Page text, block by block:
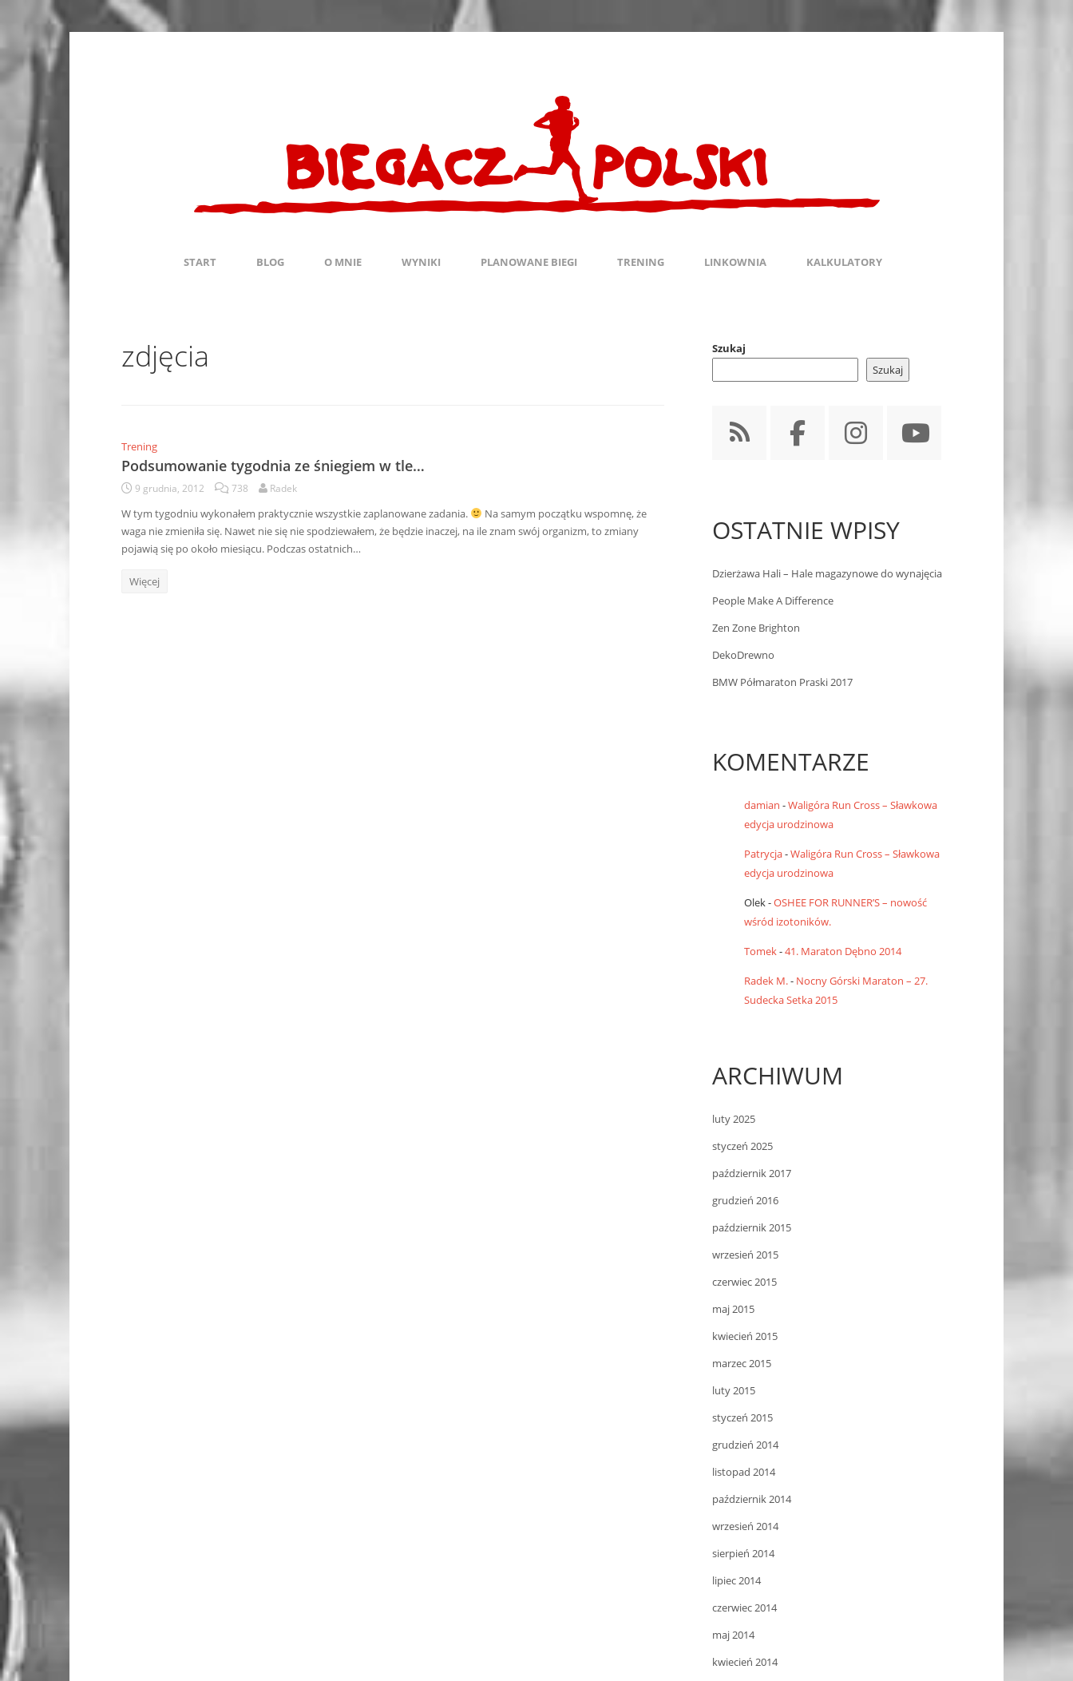
START BLOG O MNIE WYNIKI PLANOWANE BIEGI TRENING LINKOWNIA KALKULATORY
zdjęcia
Trening
Podsumowanie tygodnia ze śniegiem w tle…
9 grudnia, 2012 738 Radek
W tym tygodniu wykonałem praktycznie wszystkie zaplanowane zadania.
Na samym początku wspomnę, że
waga nie zmieniła się. Nawet nie się nie spodziewałem, że będzie inaczej, na ile znam swój organizm, to zmiany
pojawią się po około miesiącu. Podczas ostatnich…
Więcej
Szukaj
Szukaj
OSTATNIE WPISY
Dzierżawa Hali – Hale magazynowe do wynajęcia
People Make A Difference
Zen Zone Brighton
DekoDrewno
BMW Półmaraton Praski 2017
KOMENTARZE
damian -Waligóra Run Cross – Sławkowa
edycja urodzinowa
Patrycja-Waligóra Run Cross – Sławkowa
edycja urodzinowa
Olek-OSHEE FOR RUNNER’S – nowość
wśród izotoników.
Tomek-41. Maraton Dębno 2014
Radek M.- Nocny Górski Maraton – 27.
Sudecka Setka 2015
ARCHIWUM
luty 2025
styczeń 2025
październik 2017
grudzień 2016
październik 2015
wrzesień 2015
czerwiec 2015
maj 2015
kwiecień 2015
marzec 2015
luty 2015
styczeń 2015
grudzień 2014
listopad 2014
październik 2014
wrzesień 2014
sierpień 2014
lipiec 2014
czerwiec 2014
maj 2014
kwiecień 2014